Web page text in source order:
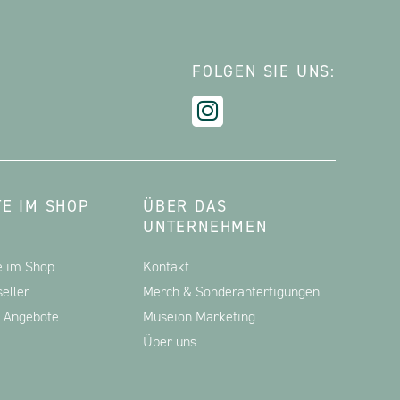
FOLGEN SIE UNS:
IM SHOP
im Shop
ÜBER DAS
UNTERNEHMEN
Kontakt
Merch & Sonderanfertigungen
Museion Marketing
Über uns